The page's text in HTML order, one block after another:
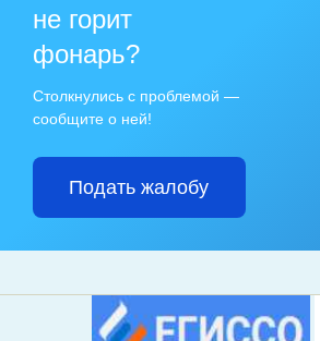
не горит
фонарь?
Столкнулись с проблемой —
сообщите о ней!
Подать жалобу